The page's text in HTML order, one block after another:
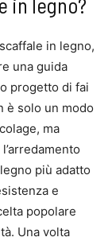
in legno,
una guida
progetto di fai
è solo un modo
ma
più adatto
e
popolare
Una volta